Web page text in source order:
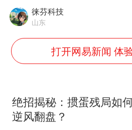
全民健身
老挝国会
徕芬科技
山东
打开网易新闻 体
绝招揭秘：掼蛋残局如
逆风翻盘？